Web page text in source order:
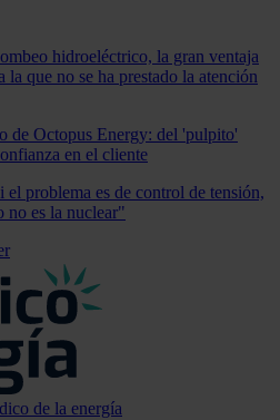
hidroeléctrico, la gran ventaja
la que no se ha prestado la atención
de Octopus Energy: del 'pulpito'
en el cliente
problema es de control de tensión,
no es la nuclear"